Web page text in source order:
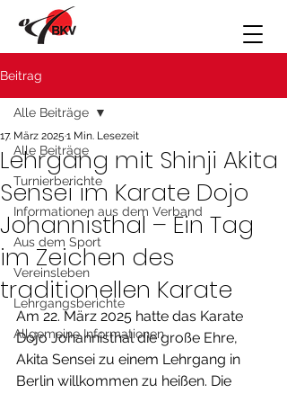
Beitrag
Alle Beiträge
Turnierberichte
Informationen aus dem Verband
Aus dem Sport
Vereinsleben
Lehrgangsberichte
Allgemeine Informationen
Alle Beiträge
Lehrgang mit Shinji Akita
Sensei im Karate Dojo
Johannisthal – Ein Tag
im Zeichen des
traditionellen Karate
17. März 2025 1 Min. Lesezeit
Am 22. März 2025 hatte das Karate
Dojo Johannisthal die große Ehre,
Akita Sensei zu einem Lehrgang in
Berlin willkommen zu heißen. Die